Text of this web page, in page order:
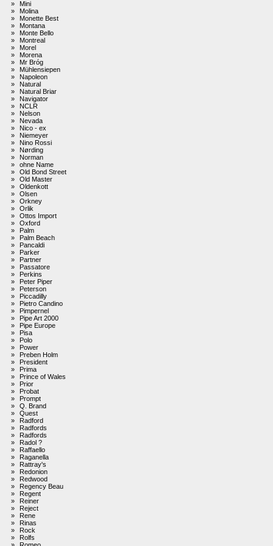
»
Mini
»
Molina
»
Monette Best
»
Montana
»
Monte Bello
»
Montreal
»
Morel
»
Morena
»
Mr Bróg
»
Mühlensiepen
»
Napoleon
»
Natural
»
Natural Briar
»
Navigator
»
NCLR
»
Nelson
»
Nevada
»
Nico - ex
»
Niemeyer
»
Nino Rossi
»
Nørding
»
Norman
»
ohne Name
»
Old Bond Street
»
Old Master
»
Oldenkott
»
Olsen
»
Orkney
»
Orlik
»
Ottos Import
»
Oxford
»
Palm
»
Palm Beach
»
Pancaldi
»
Parker
»
Partner
»
Passatore
»
Perkins
»
Peter Piper
»
Peterson
»
Piccadilly
»
Pietro Candino
»
Pimpernel
»
Pipe Art 2000
»
Pipe Europe
»
Pisa
»
Polo
»
Power
»
Preben Holm
»
President
»
Prima
»
Prince of Wales
»
Prior
»
Probat
»
Prompt
»
Q. Brand
»
Quest
»
Radford
»
Radfords
»
Radfords
»
Radol ?
»
Raffaello
»
Raganella
»
Rattray's
»
Redonion
»
Redwood
»
Regency Beau
»
Regent
»
Reiner
»
Reject
»
Rene
»
Rinas
»
Rock
»
Rolfs